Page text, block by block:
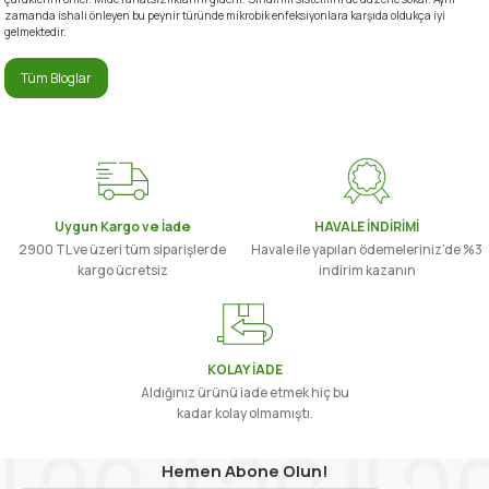
zamanda ishali önleyen bu peynir türünde mikrobik enfeksiyonlara karşıda oldukça iyi
gelmektedir.
Tüm Bloglar
Uygun Kargo ve İade
2900 TL ve üzeri tüm siparişlerde
kargo ücretsiz
HAVALE İNDİRİMİ
Havale ile yapılan ödemeleriniz'de %3
indirim kazanın
KOLAY İADE
Aldığınız ürünü iade etmek hiç bu
kadar kolay olmamıştı.
Hemen Abone Olun!